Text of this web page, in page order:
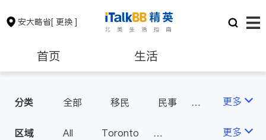
安大略省[ 更换 ]
首页 生活
保险理财 房地产租售
分类 全部 移民
民事
更多
区域 All
Toronto
更多